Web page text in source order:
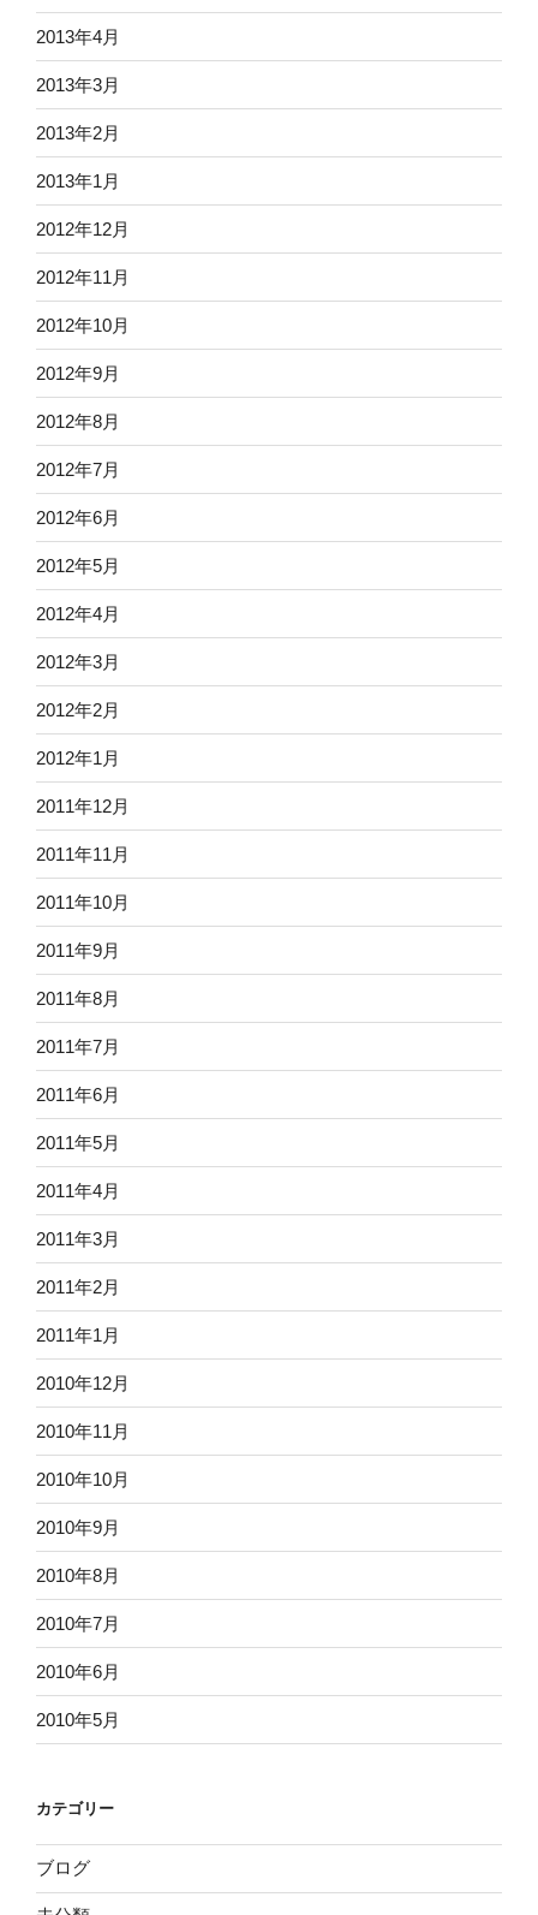
2013年4月
2013年3月
2013年2月
2013年1月
2012年12月
2012年11月
2012年10月
2012年9月
2012年8月
2012年7月
2012年6月
2012年5月
2012年4月
2012年3月
2012年2月
2012年1月
2011年12月
2011年11月
2011年10月
2011年9月
2011年8月
2011年7月
2011年6月
2011年5月
2011年4月
2011年3月
2011年2月
2011年1月
2010年12月
2010年11月
2010年10月
2010年9月
2010年8月
2010年7月
2010年6月
2010年5月
カテゴリー
ブログ